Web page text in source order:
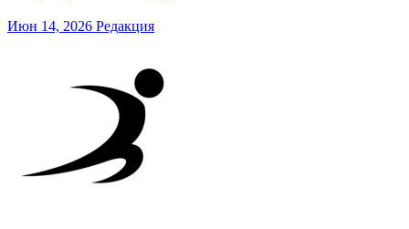
Июн 14, 2026 Редакция